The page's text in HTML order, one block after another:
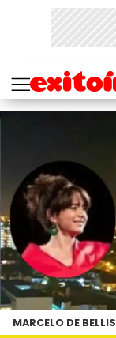
MARCELO DE BELLIS